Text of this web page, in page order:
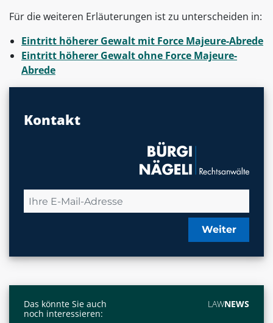
Für die weiteren Erläuterungen ist zu unterscheiden in:
Eintritt höherer Gewalt mit Force Majeure-Abrede
Eintritt höherer Gewalt ohne Force Majeure-
Abrede
Kontakt
Weiter
Das könnte Sie auch
noch interessieren:
LAWNEWS